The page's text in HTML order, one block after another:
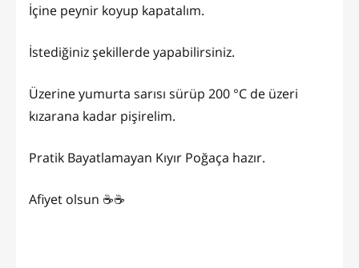
İçine peynir koyup kapatalım.
İstediğiniz şekillerde yapabilirsiniz.
Üzerine yumurta sarısı sürüp 200 °C de üzeri
kızarana kadar pişirelim.
Pratik Bayatlamayan Kıyır Poğaça hazır.
Afiyet olsun ☕☕